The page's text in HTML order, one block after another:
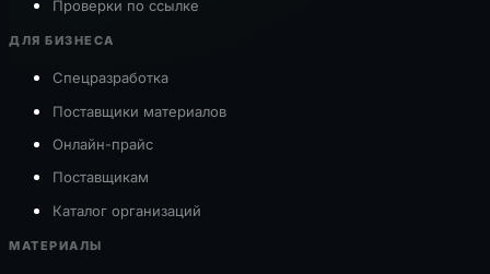
Проверки по ссылке
ДЛЯ БИЗНЕСА
Спецразработка
Поставщики материалов
Онлайн-прайс
Поставщикам
Каталог организаций
МАТЕРИАЛЫ